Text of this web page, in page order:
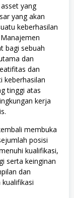
yang
yang akan
keberhasilan
bagi sebuah
dan
dan
keberhasilan
tinggi atas
kerja
membuka
posisi
kualifikasi,
serta keinginan
dan